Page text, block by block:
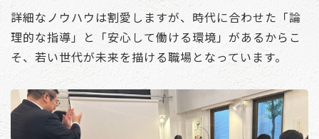
詳細なノウハウは割愛しますが、時代に合わせた「論
理的な指導」と「安心して働ける環境」があるからこ
そ、若い世代が未来を描ける職場となっています。